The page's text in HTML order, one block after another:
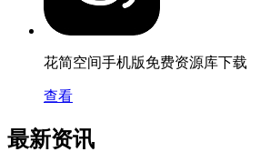
花简空间手机版免费资源库下载
查看
最新资讯